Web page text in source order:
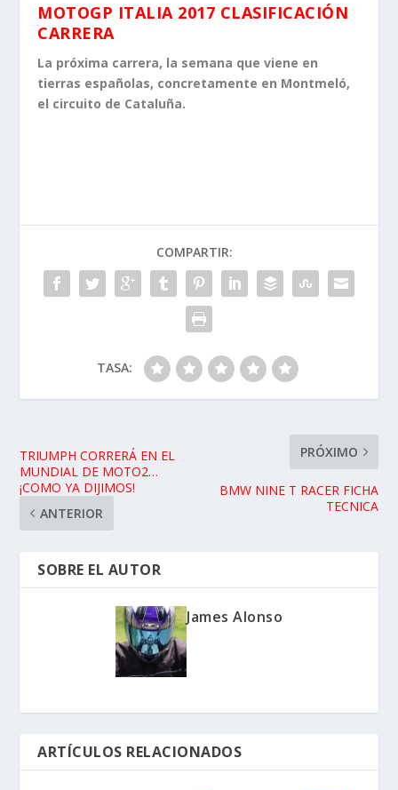
MOTOGP ITALIA 2017 CLASIFICACIÓN
CARRERA
La próxima carrera, la semana que viene en
tierras españolas, concretamente en Montmeló,
el circuito de Cataluña.
COMPARTIR:
TASA:
TRIUMPH CORRERÁ EN EL
MUNDIAL DE MOTO2…
¡COMO YA DIJIMOS!
ANTERIOR
PRÓXIMO
BMW NINE T RACER FICHA
TECNICA
SOBRE EL AUTOR
James Alonso
ARTÍCULOS RELACIONADOS